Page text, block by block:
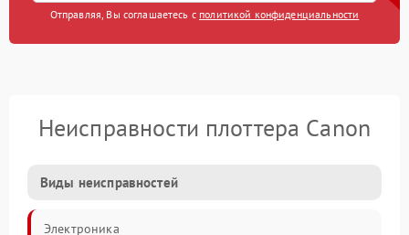
Отправляя, Вы соглашаетесь с политикой конфиденциальности
Неисправности плоттера Canon
Виды неисправностей
Электроника